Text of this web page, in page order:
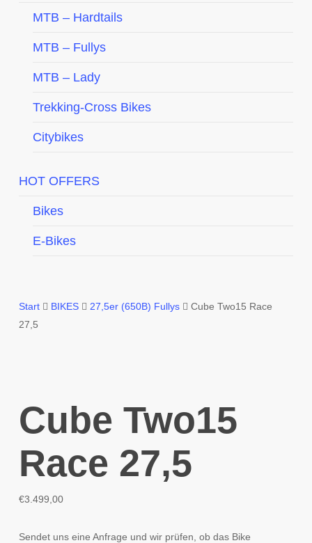
MTB – Hardtails
MTB – Fullys
MTB – Lady
Trekking-Cross Bikes
Citybikes
HOT OFFERS
Bikes
E-Bikes
Start BIKES 27,5er (650B) Fullys
Cube Two15 Race
27,5
Cube Two15
Race 27,5
€3.499,00
Sendet uns eine Anfrage und wir prüfen, ob das Bike